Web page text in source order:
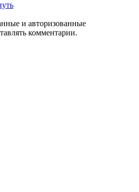
и авторизованные
комментарии.